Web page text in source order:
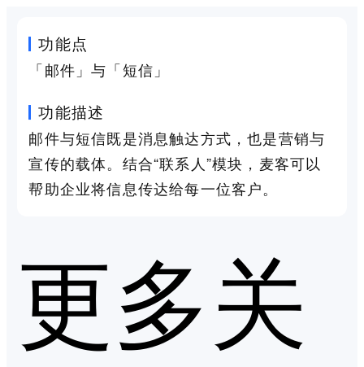
功能点
「邮件」与「短信」
功能描述
邮件与短信既是消息触达方式，也是营销与
宣传的载体。结合“联系人”模块，麦客可以
帮助企业将信息传达给每一位客户。
更多关